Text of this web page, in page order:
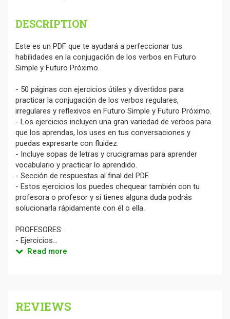
DESCRIPTION
Este es un PDF que te ayudará a perfeccionar tus
habilidades en la conjugación de los verbos en Futuro
Simple y Futuro Próximo.
- 50 páginas con ejercicios útiles y divertidos para
practicar la conjugación de los verbos regulares,
irregulares y reflexivos en Futuro Simple y Futuro Próximo.
- Los ejercicios incluyen una gran variedad de verbos para
que los aprendas, los uses en tus conversaciones y
puedas expresarte con fluidez.
- Incluye sopas de letras y crucigramas para aprender
vocabulario y practicar lo aprendido.
- Sección de respuestas al final del PDF.
- Estos ejercicios los puedes chequear también con tu
profesora o profesor y si tienes alguna duda podrás
solucionarla rápidamente con él o ella.
PROFESORES:
- Ejercicios...
Read more
REVIEWS